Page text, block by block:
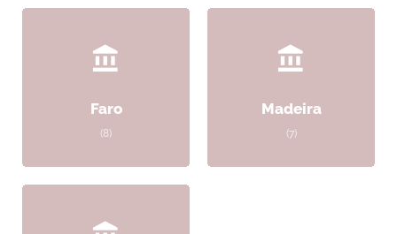
Faro
(8)
Madeira
(7)